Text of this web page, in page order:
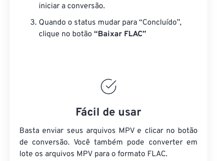
iniciar a conversão.
Quando o status mudar para “Concluído”,
clique no botão “Baixar FLAC”
Fácil de usar
Basta enviar seus arquivos MPV e clicar no botão
de conversão. Você também pode converter em
lote os arquivos MPV para o formato FLAC.